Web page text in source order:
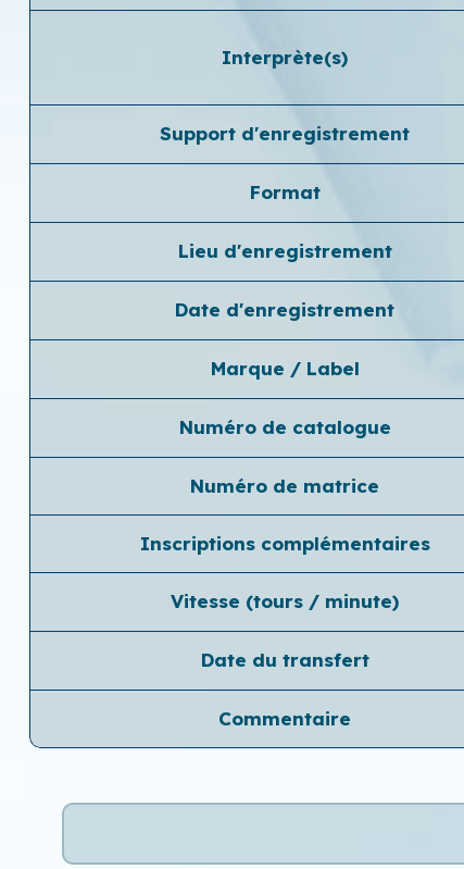
Interprète(s)
Support d'enregistrement
Format
Lieu d'enregistrement
Date d'enregistrement
Marque / Label
Numéro de catalogue
Numéro de matrice
Inscriptions complémentaires
Vitesse (tours / minute)
Date du transfert
Commentaire